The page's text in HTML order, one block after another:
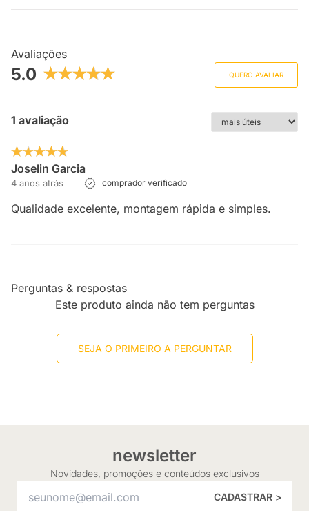
Avaliações
5.0 QUERO AVALIAR
1 avaliação
Joselin Garcia
4 anos atrás comprador verificado
Qualidade excelente, montagem rápida e simples.
Perguntas & respostas
Este produto ainda não tem perguntas
SEJA O PRIMEIRO A PERGUNTAR
newsletter
Novidades, promoções e conteúdos exclusivos
CADASTRAR >